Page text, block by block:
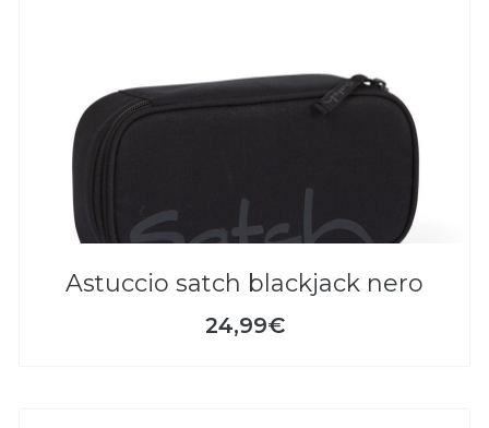
astuccio satch blackjack nero
24,99€